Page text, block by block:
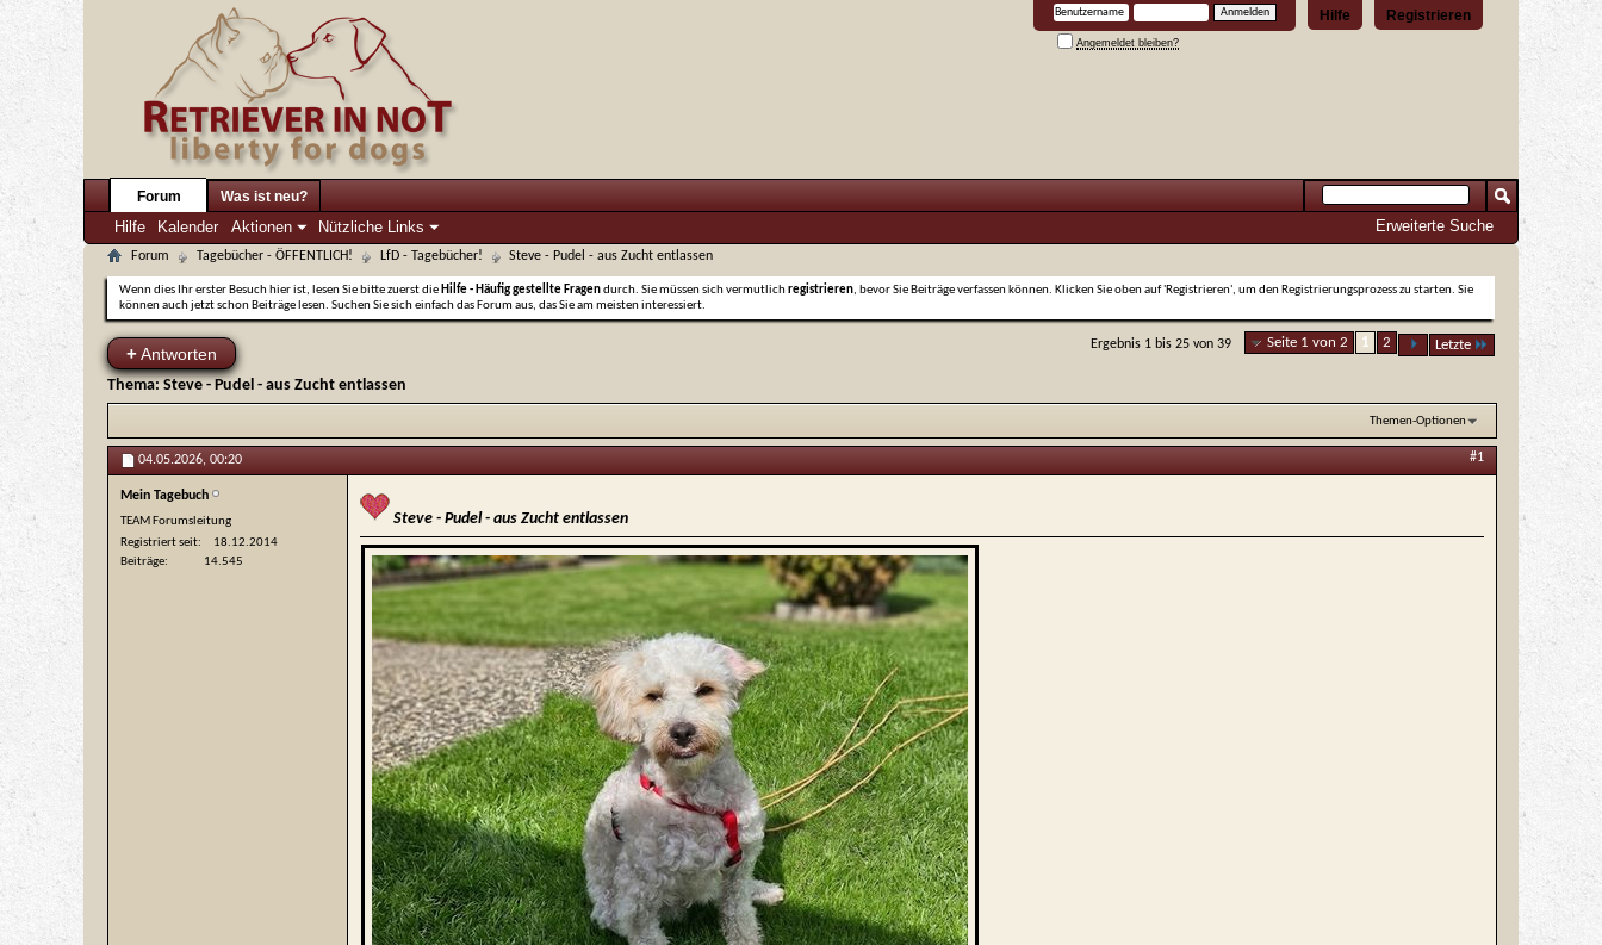
Registrieren
Hilfe
Angemeldet bleiben?
Forum
Hilfe Kalender Aktionen Nützliche Links
Was ist neu?
Erweiterte Suche
Forum Tagebücher - ÖFFENTLICH! LfD - Tagebücher! Steve - Pudel - aus Zucht entlassen
Wenn dies Ihr erster Besuch hier ist, lesen Sie bitte zuerst die Hilfe - Häufig gestellte Fragendurch. Sie müssen sich vermutlichregistrieren, bevor Sie Beiträge verfassen können. Klicken Sie oben auf 'Registrieren', um den Registrierungsprozess zu starten. Sie
können auch jetzt schon Beiträge lesen. Suchen Sie sich einfach das Forum aus, das Sie am meisten interessiert.
+Antworten
Seite 1 von 2 1 2 Letzte
Ergebnis 1 bis 25 von 39
Thema: Steve - Pudel - aus Zucht entlassen
Themen-Optionen
04.05.2026, 00:20 #1
Mein Tagebuch
TEAM Forumsleitung
Registriert seit
18.12.2014
Beiträge
14.545
Steve - Pudel - aus Zucht entlassen